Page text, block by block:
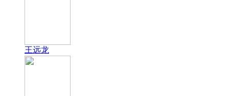
王远龙